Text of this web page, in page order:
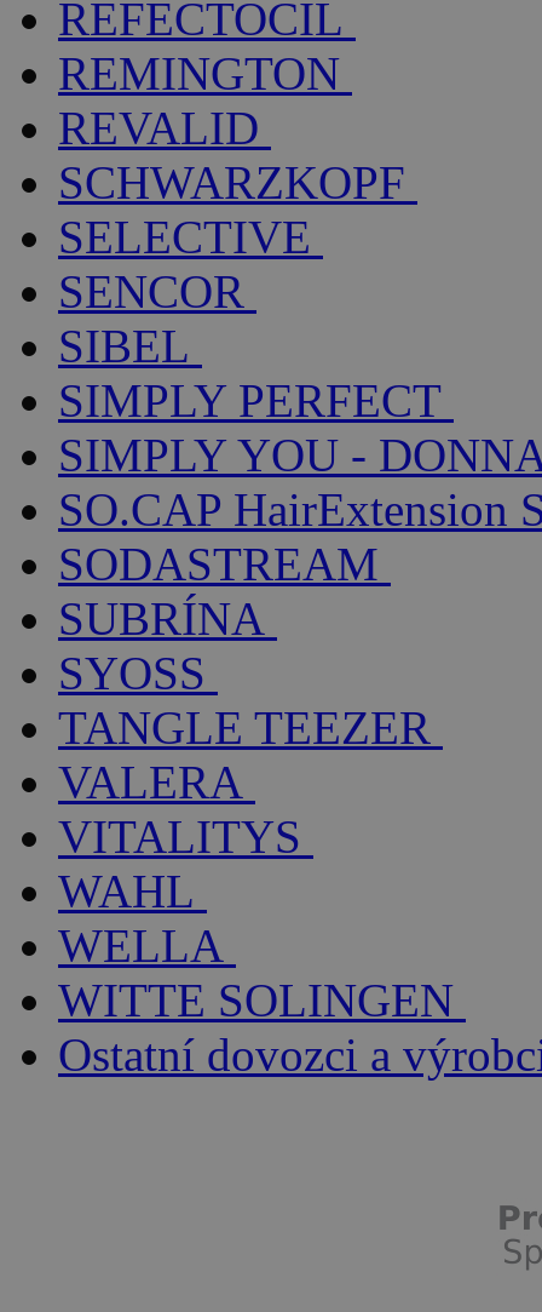
REFECTOCIL
REMINGTON
REVALID
SCHWARZKOPF
SELECTIVE
SENCOR
SIBEL
SIMPLY PERFECT
SIMPLY YOU -
SO.CAP HairExtension
SODASTREAM
SUBRÍNA
SYOSS
TANGLE TEEZER
VALERA
VITALITYS
WAHL
WELLA
WITTE SOLINGEN
Ostatní dovozci a